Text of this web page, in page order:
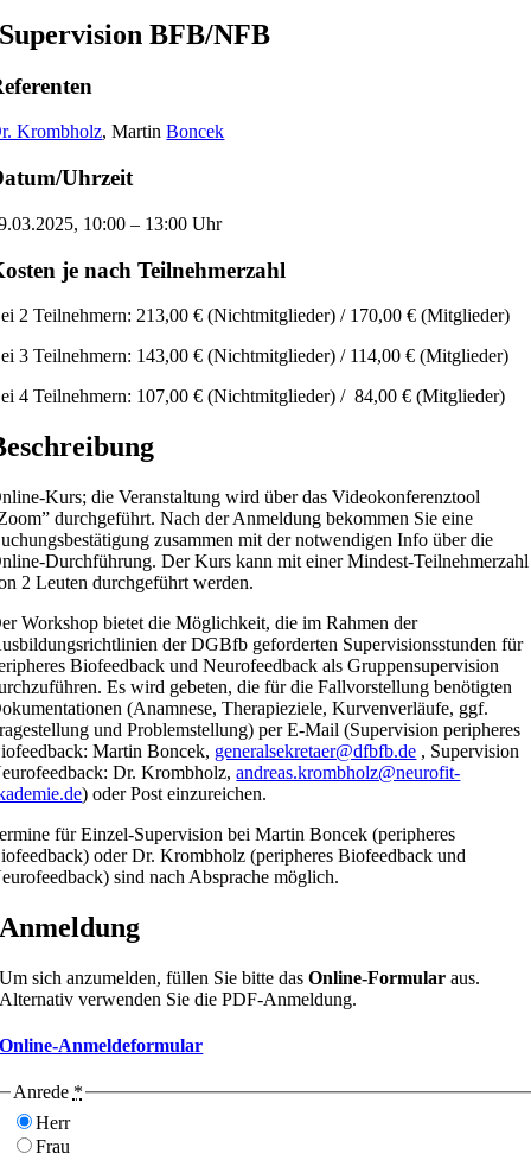
Supervision BFB/NFB
Krombholz, MartinBoncek
Uhrzeit
10:00 – 13:00 Uhr
je nach Teilnehmerzahl
2 Teilnehmern: 213,00 € (Nichtmitglieder) / 170,00 € (Mitglieder)
3 Teilnehmern: 143,00 € (Nichtmitglieder) / 114,00 € (Mitglieder)
4 Teilnehmern: 107,00 € (Nichtmitglieder) / 84,00 € (Mitglieder)
Kurs; die Veranstaltung wird über das Videokonferenztool
durchgeführt. Nach der Anmeldung bekommen Sie eine
zusammen mit der notwendigen Info über die
Durchführung. Der Kurs kann mit einer Mindest-Teilnehmerzahl
2 Leuten durchgeführt werden.
Workshop bietet die Möglichkeit, die im Rahmen der
der DGBfb geforderten Supervisionsstunden für
Biofeedback und Neurofeedback als Gruppensupervision
Es wird gebeten, die für die Fallvorstellung benötigten
(Anamnese, Therapieziele, Kurvenverläufe, ggf.
und Problemstellung) per E-Mail (Supervision peripheres
Martin Boncek, generalsekretaer@dfbfb.de , Supervision
Dr. Krombholz,andreas.krombholz@neurofit-
) oder Post einzureichen.
für Einzel-Supervision bei Martin Boncek (peripheres
oder Dr. Krombholz (peripheres Biofeedback und
sind nach Absprache möglich.
Anmeldung
Um sich anzumelden, füllen Sie bitte dasOnline-Formular aus.
Alternativ verwenden Sie die PDF-Anmeldung.
Online-Anmeldeformular
Anrede *
Herr
Frau